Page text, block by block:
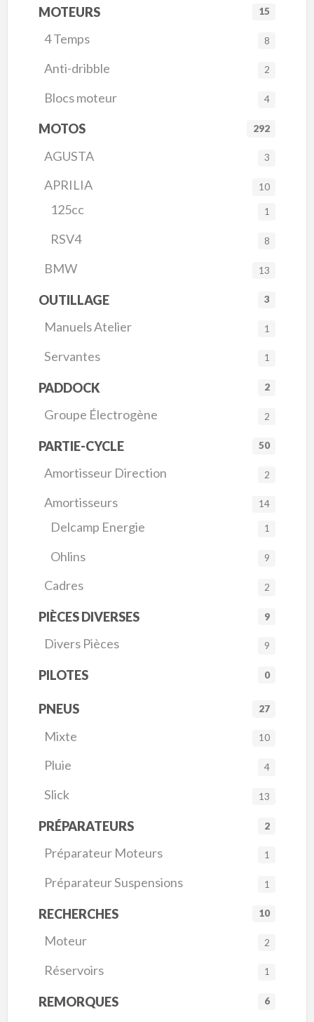
MOTEURS 15
4 Temps 8
Anti-dribble 2
Blocs moteur 4
MOTOS 292
AGUSTA 3
APRILIA 10
125cc 1
RSV4 8
BMW 13
OUTILLAGE 3
Manuels Atelier 1
Servantes 1
PADDOCK 2
Groupe Électrogène 2
PARTIE-CYCLE 50
Amortisseur Direction 2
Amortisseurs 14
Delcamp Energie 1
Ohlins 9
Cadres 2
PIÈCES DIVERSES 9
Divers Pièces 9
PILOTES 0
PNEUS 27
Mixte 10
Pluie 4
Slick 13
PRÉPARATEURS 2
Préparateur Moteurs 1
Préparateur Suspensions 1
RECHERCHES 10
Moteur 2
Réservoirs 1
REMORQUES 6